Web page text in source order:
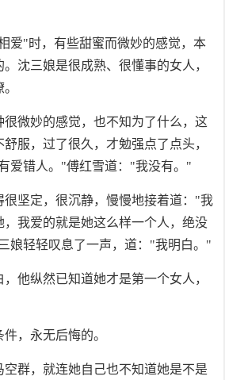
爱"时，有些甜蜜而微妙的感觉，本
沈三娘是很成熟、很懂事的女人，
很微妙的感觉，也不知为了什么，这
服，过了很久，才勉强点了点头，
爱错人。"傅红雪道："我没有。"
很坚定，很沉静，慢慢地接着道："我
，我爱的就是她这么样一个人，绝没
娘轻轻叹息了一声，道："我明白。"
他纵然已知道她才是第一个女人，
，永无后悔的。
空群，就连她自己也不知道她是不是